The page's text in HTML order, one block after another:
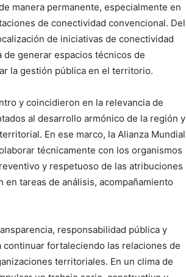
manera permanente, especialmente en
de conectividad convencional. Del
de iniciativas de conectividad
generar espacios técnicos de
la gestión pública en el territorio.
y coincidieron en la relevancia de
al desarrollo armónico de la región y
En ese marco, la Alianza Mundial
técnicamente con los organismos
y respetuoso de las atribuciones
tareas de análisis, acompañamiento
responsabilidad pública y
fortaleciendo las relaciones de
territoriales. En un clima de